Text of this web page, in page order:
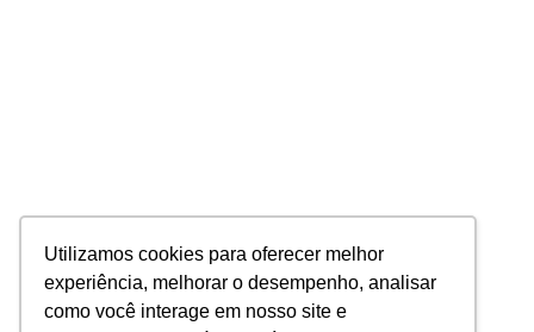
Utilizamos cookies para oferecer melhor
experiência, melhorar o desempenho, analisar
como você interage em nosso site e